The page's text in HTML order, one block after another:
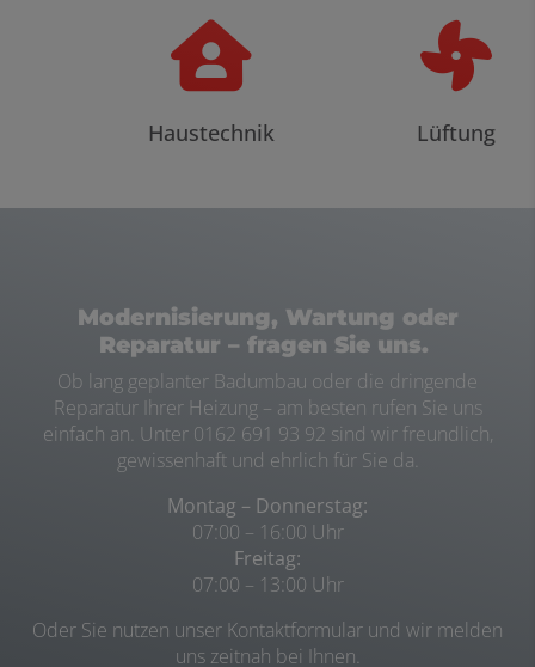
Haustechnik Lüftung
Modernisierung, Wartung oder
Reparatur – fragen Sie uns.
Ob lang geplanter Badumbau oder die dringende
ReparaturIhrer Heizung – am besten rufen Sie uns
einfach an. Unter 0162 691 93 92 sind wir freundlich,
gewissenhaft und ehrlich für Sie da.
Montag – Donnerstag:
07:00 – 16:00 Uhr
Freitag:
07:00 – 13:00 Uhr
Oder Sie nutzen unser Kontaktformular und wir melden
uns zeitnah bei Ihnen.